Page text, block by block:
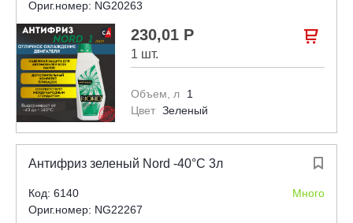
Ориг.номер: NG20263
230,01 Р
1 шт.

Объем, л
1
Цвет Зеленый

Антифриз зеленый Nord -40°С 3л
Код: 6140
Много
Ориг.номер: NG22267